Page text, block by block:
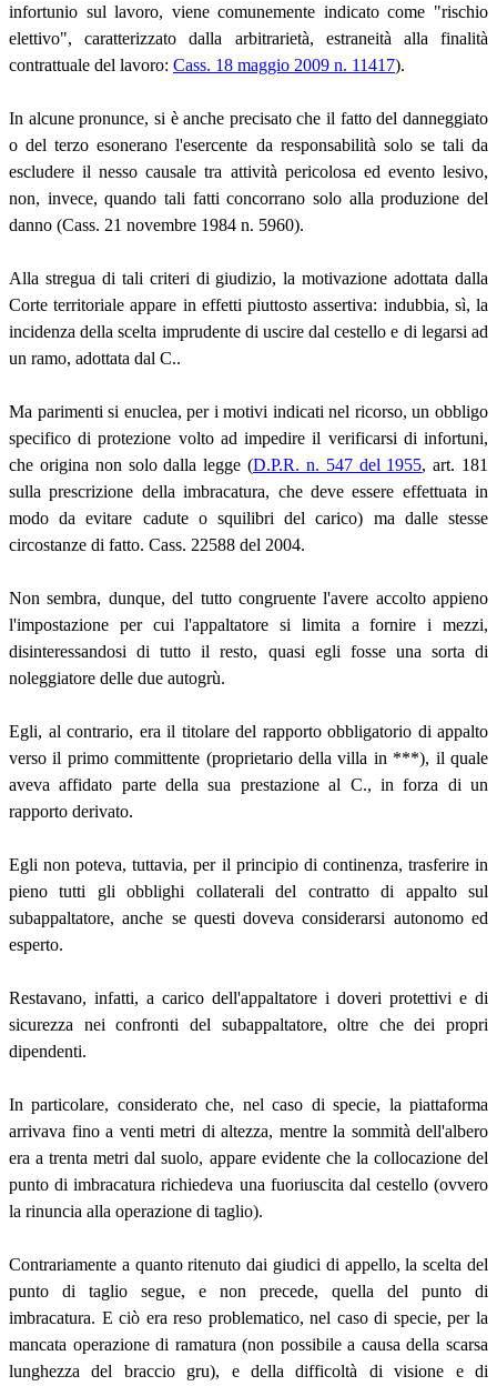
infortunio sul lavoro, viene comunemente indicato come "rischio
elettivo", caratterizzato dalla arbitrarietà, estraneità alla finalità
contrattuale del lavoro: Cass. 18 maggio 2009 n. 11417).
In alcune pronunce, si è anche precisato che il fatto del danneggiato
o del terzo esonerano l'esercente da responsabilità solo se tali da
escludere il nesso causale tra attività pericolosa ed evento lesivo,
non, invece, quando tali fatti concorrano solo alla produzione del
danno (Cass. 21 novembre 1984 n. 5960).
Alla stregua di tali criteri di giudizio, la motivazione adottata dalla
Corte territoriale appare in effetti piuttosto assertiva: indubbia, sì, la
incidenza della scelta imprudente di uscire dal cestello e di legarsi ad
un ramo, adottata dal C..
Ma parimenti si enuclea, per i motivi indicati nel ricorso, un obbligo
specifico di protezione volto ad impedire il verificarsi di infortuni,
che origina non solo dalla legge (D.P.R. n. 547 del 1955, art. 181
sulla prescrizione della imbracatura, che deve essere effettuata in
modo da evitare cadute o squilibri del carico) ma dalle stesse
circostanze di fatto. Cass. 22588 del 2004.
Non sembra, dunque, del tutto congruente l'avere accolto appieno
l'impostazione per cui l'appaltatore si limita a fornire i mezzi,
disinteressandosi di tutto il resto, quasi egli fosse una sorta di
noleggiatore delle due autogrù.
Egli, al contrario, era il titolare del rapporto obbligatorio di appalto
verso il primo committente (proprietario della villa in ***), il quale
aveva affidato parte della sua prestazione al C., in forza di un
rapporto derivato.
Egli non poteva, tuttavia, per il principio di continenza, trasferire in
pieno tutti gli obblighi collaterali del contratto di appalto sul
subappaltatore, anche se questi doveva considerarsi autonomo ed
esperto.
Restavano, infatti, a carico dell'appaltatore i doveri protettivi e di
sicurezza nei confronti del subappaltatore, oltre che dei propri
dipendenti.
In particolare, considerato che, nel caso di specie, la piattaforma
arrivava fino a venti metri di altezza, mentre la sommità dell'albero
era a trenta metri dal suolo, appare evidente che la collocazione del
punto di imbracatura richiedeva una fuoriuscita dal cestello (ovvero
la rinuncia alla operazione di taglio).
Contrariamente a quanto ritenuto dai giudici di appello, la scelta del
punto di taglio segue, e non precede, quella del punto di
imbracatura. E ciò era reso problematico, nel caso di specie, per la
mancata operazione di ramatura (non possibile a causa della scarsa
lunghezza del braccio gru), e della difficoltà di visione e di